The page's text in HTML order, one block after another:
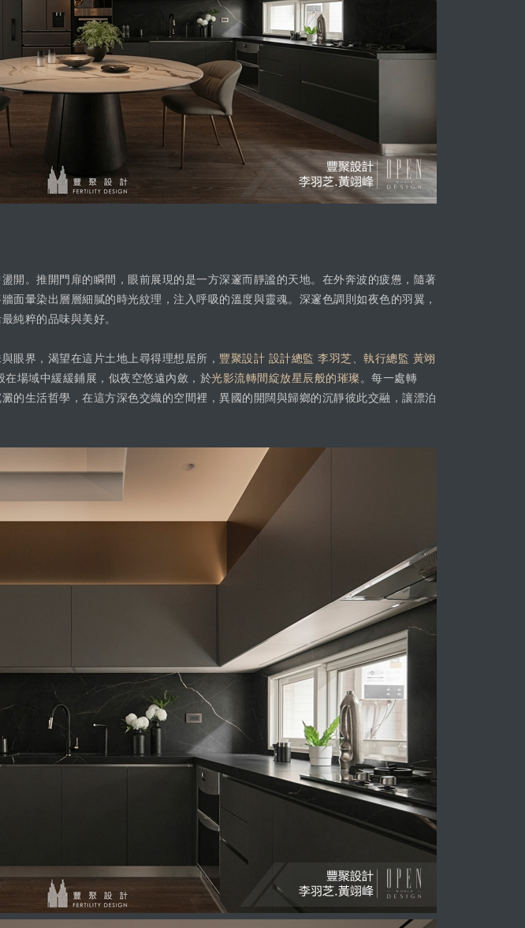
開。推開門扉的瞬間，眼前展現的是一方深邃而靜謐的天地。在外奔波的疲憊，隨著
面暈染出層層細膩的時光紋理，注入呼吸的溫度與靈魂。深邃色調則如夜色的羽翼，
純粹的品味與美好。
眼界，渴望在這片土地上尋得理想居所， 豐聚設計 設計總監 李羽芝、執行總監 黃翊
場域中緩緩鋪展，似夜空悠遠內斂，於光影流轉間綻放星辰般的璀璨。每一處轉
的生活哲學，在這方深色交織的空間裡，異國的開闊與歸鄉的沉靜彼此交融，讓漂泊